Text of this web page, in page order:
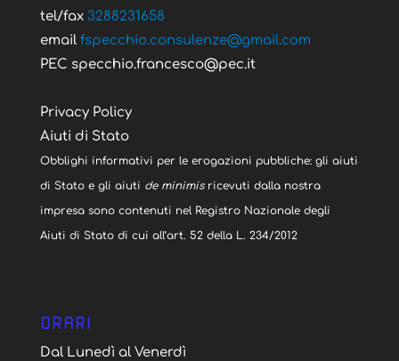
tel/fax 3288231658
email fspecchio.consulenze@gmail.com
PEC specchio.francesco@pec.it
Privacy Policy
Aiuti di Stato
Obblighi informativi per le erogazioni pubbliche: gli aiuti
di Stato e gli aiuti de minimisricevuti dalla nostra
impresa sono contenuti nel Registro Nazionale degli
Aiuti di Stato di cui all’art. 52 della L. 234/2012
ORARI
Dal Lunedì al Venerdì